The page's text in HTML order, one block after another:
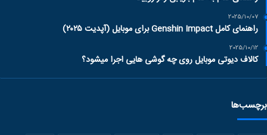
2025/10/07
راهنمای کامل Genshin Impact برای موبایل (آپدیت ۲۰۲۵)
2025/10/12
کالاف دیوتی موبایل روی چه گوشی هایی اجرا میشود؟
برچسب‌ها